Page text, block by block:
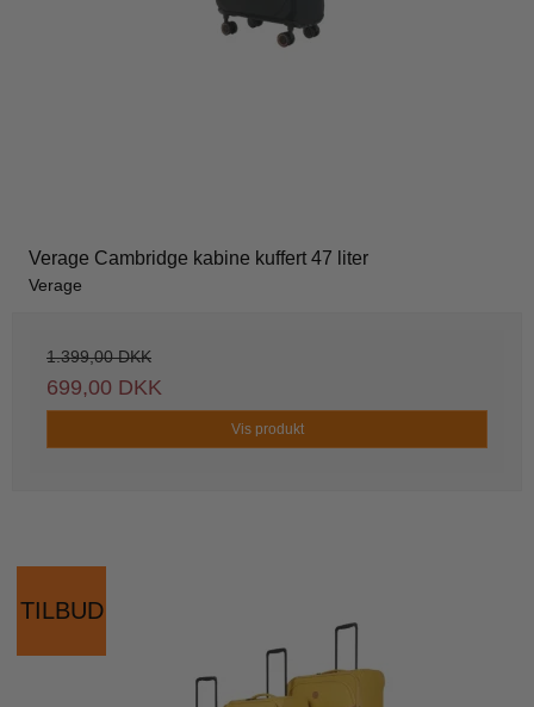
Verage Cambridge kabine kuffert 47 liter
Verage
1.399,00 DKK
699,00 DKK
Vis produkt
TILBUD